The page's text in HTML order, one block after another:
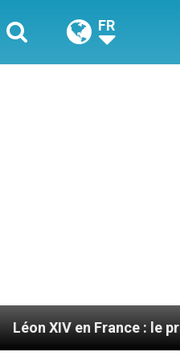
FR
: le programme